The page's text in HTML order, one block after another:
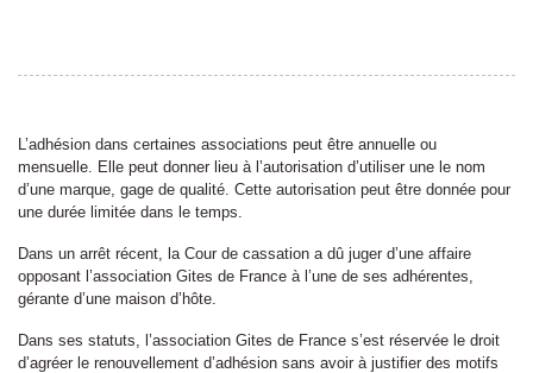
L’adhésion dans certaines associations peut être annuelle ou
mensuelle. Elle peut donner lieu à l’autorisation d’utiliser une le nom
d’une marque, gage de qualité. Cette autorisation peut être donnée pour
une durée limitée dans le temps.
Dans un arrêt récent, la Cour de cassation a dû juger d’une affaire
opposant l’association Gites de France à l’une de ses adhérentes,
gérante d’une maison d’hôte.
Dans ses statuts, l’association Gites de France s’est réservée le droit
d’agréer le renouvellement d’adhésion sans avoir à justifier des motifs